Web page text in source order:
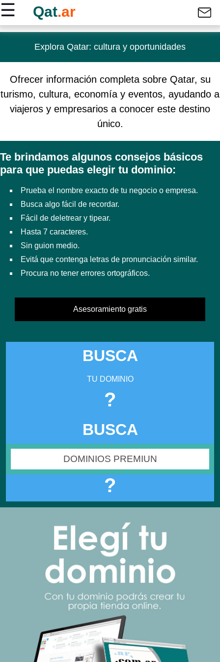
☰ Qat.ar
Explora Qatar: cultura y oportunidades
Ofrecer información completa sobre Qatar, su
turismo, cultura, economía y eventos, ayudando a
viajeros y empresarios a conocer este destino
único.
Te brindamos algunos consejos básicos
para que puedas elegir tu dominio:
Prueba el nombre exacto de tu negocio o empresa.
Busca algo fácil de recordar.
Fácil de deletrear y tipear.
Hasta 7 caracteres.
Sin guion medio.
Evitá que contenga letras de pronunciación similar.
Procura no tener errores ortográficos.
Asesoramiento gratis
BUSCA
TU DOMINIO
?
BUSCA
DOMINIOS PREMIUN
?